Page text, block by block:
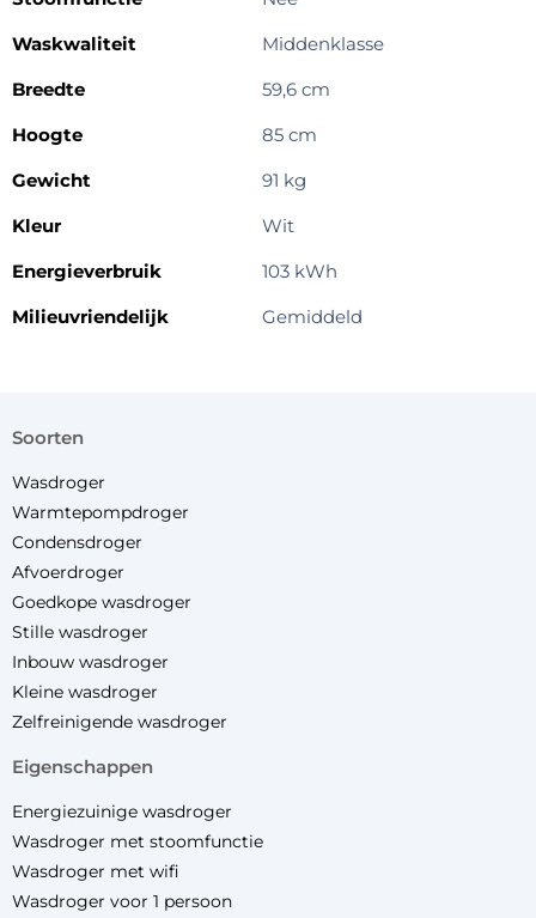
Waskwaliteit
Middenklasse
Breedte
59,6 cm
Hoogte
85 cm
Gewicht
91 kg
Kleur
Wit
Energieverbruik
103 kWh
Milieuvriendelijk
Gemiddeld
soorten
Wasdroger
Warmtepompdroger
Condensdroger
Afvoerdroger
Goedkope wasdroger
Stille wasdroger
Inbouw wasdroger
Kleine wasdroger
Zelfreinigende wasdroger
eigenschappen
Energiezuinige wasdroger
Wasdroger met stoomfunctie
Wasdroger met wifi
Wasdroger voor 1 persoon